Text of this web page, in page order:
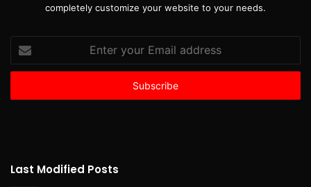
completely customize your website to your needs.
your
Email
Last Modified Posts